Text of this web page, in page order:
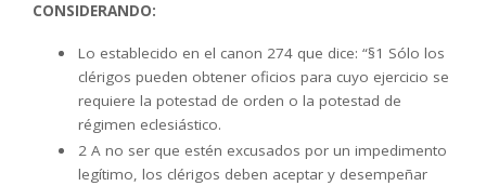
CONSIDERANDO:
Lo establecido en el canon 274 que dice: “§1 Sólo los
clérigos pueden obtener oficios para cuyo ejercicio se
requiere la potestad de orden o la potestad de
régimen eclesiástico.
2 A no ser que estén excusados por un impedimento
legítimo, los clérigos deben aceptar y desempeñar